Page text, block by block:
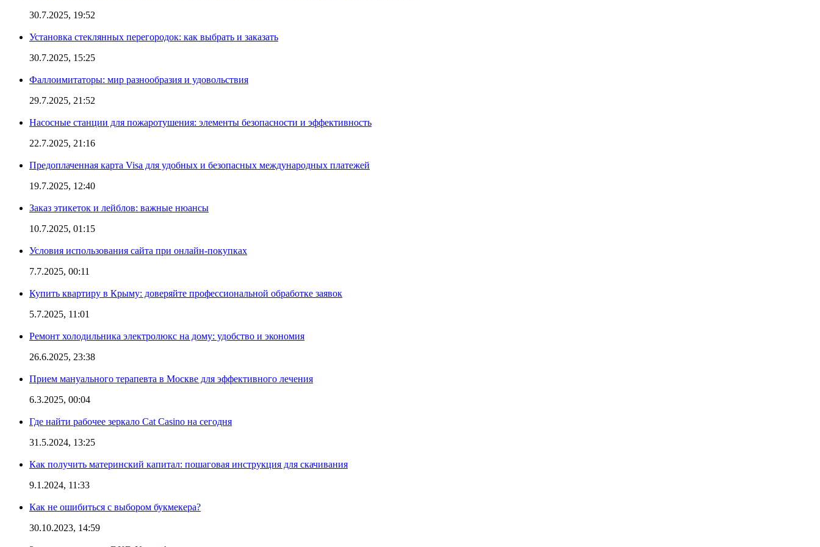
30.7.2025, 19:52
Установка стеклянных перегородок: как выбрать и заказать
30.7.2025, 15:25
Фаллоимитаторы: мир разнообразия и удовольствия
29.7.2025, 21:52
Насосные станции для пожаротушения: элементы безопасности и эффективность
22.7.2025, 21:16
Предоплаченная карта Visa для удобных и безопасных международных платежей
19.7.2025, 12:40
Заказ этикеток и лейблов: важные нюансы
10.7.2025, 01:15
Условия использования сайта при онлайн-покупках
7.7.2025, 00:11
Купить квартиру в Крыму: доверяйте профессиональной обработке заявок
5.7.2025, 11:01
Ремонт холодильника электролюкс на дому: удобство и экономия
26.6.2025, 23:38
Прием мануального терапевта в Москве для эффективного лечения
6.3.2025, 00:04
Где найти рабочее зеркало Cat Casino на сегодня
31.5.2024, 13:25
Как получить материнский капитал: пошаговая инструкция для скачивания
9.1.2024, 11:33
Как не ошибиться с выбором букмекера?
30.10.2023, 14:59